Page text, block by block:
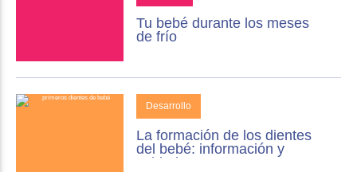
Tu bebé durante los meses
de frío
Desarrollo
La formación de los dientes
del bebé: información y
cuidados